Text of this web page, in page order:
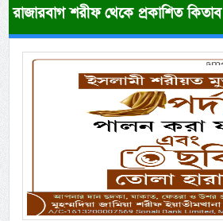
রাজারবাগ শরীফ থেকে প্রকাশিত কিতাব